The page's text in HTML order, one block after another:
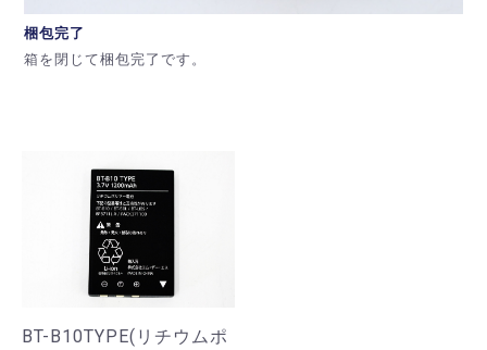
梱包完了
箱を閉じて梱包完了です。
BT-B10TYPE(リチウムポ